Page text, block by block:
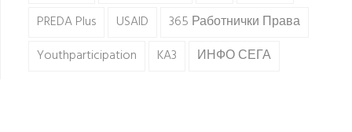
PREDA Plus
USAID
365 Работнички Права
Youthparticipation
KA3 ИНФО СЕГА